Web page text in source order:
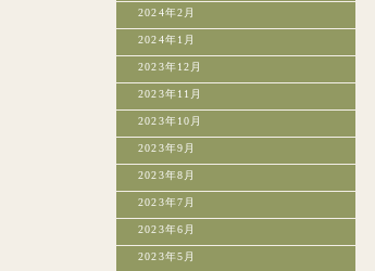
2024年2月
2024年1月
2023年12月
2023年11月
2023年10月
2023年9月
2023年8月
2023年7月
2023年6月
2023年5月